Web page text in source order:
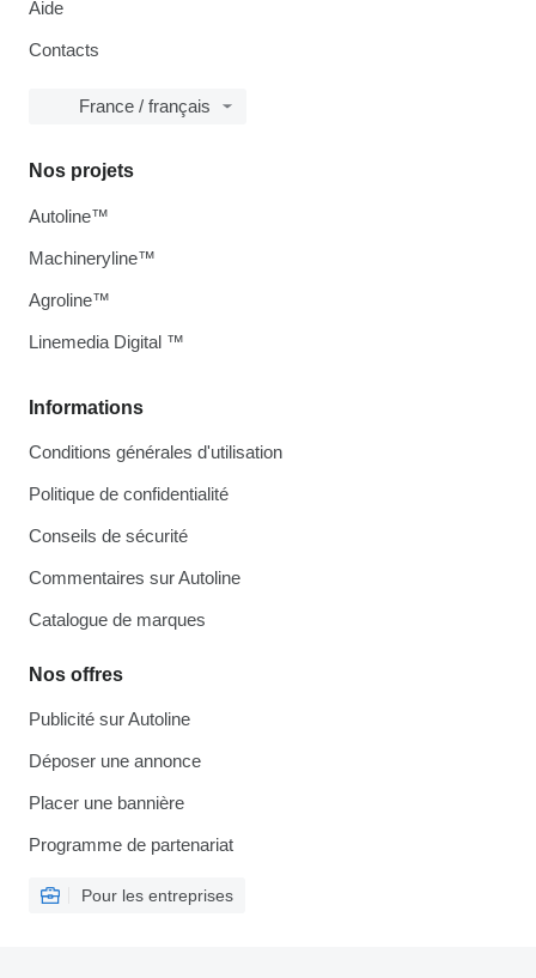
Aide
Contacts
France / français
Informations
Conditions générales d'utilisation
Politique de confidentialité
Conseils de sécurité
Commentaires sur Autoline
Catalogue de marques
Nos offres
Publicité sur Autoline
Déposer une annonce
Placer une bannière
Programme de partenariat
Pour les entreprises
Nos projets
Autoline™
Machineryline™
Agroline™
Linemedia Digital ™